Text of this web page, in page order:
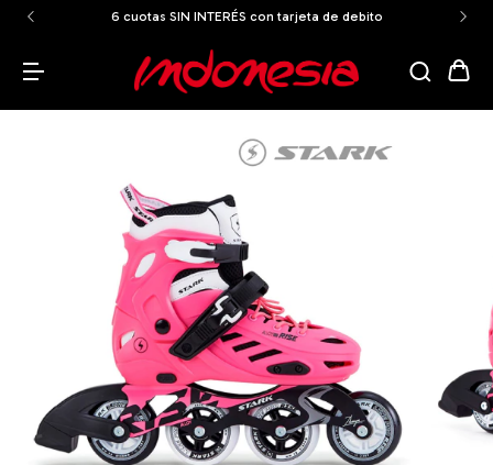
6 cuotas SIN INTERÉS con tarjeta de debito